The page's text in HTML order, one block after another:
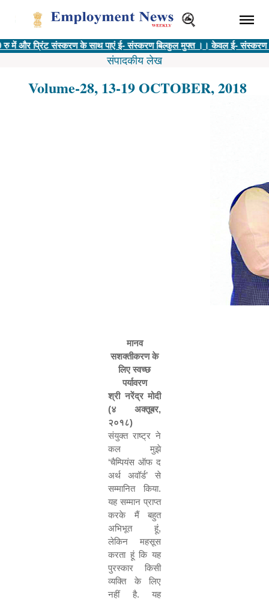
संस्करण के साथ पाएं ई- संस्करण बिल्कुल मुफ्त ।। केवल ई- संस्करण @ 400 रु
संपादकीय लेख
Volume-28, 13-19 OCTOBER, 2018
मानव
सशक्तीकरण के
लिए स्वच्छ
पर्यावरण
श्री नरेंद्र मोदी
(४ अक्तूबर,
२०१८)
संयुक्त राष्ट्र ने
कल मुझे
‘चैम्पियंस ऑफ द
अर्थ अवॉर्ड’ से
सम्मानित किया.
यह सम्मान प्राप्त
करके मैं बहुत
अभिभूत हूं,
लेकिन महसूस
करता हूं कि यह
पुरस्कार किसी
व्यक्ति के लिए
नहीं है. यह